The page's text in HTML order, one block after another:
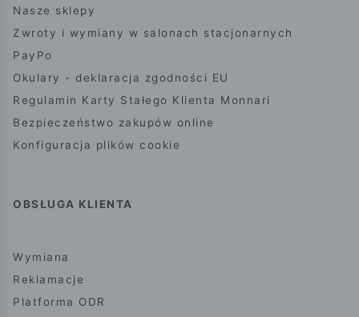
Nasze sklepy
Zwroty i wymiany w salonach stacjonarnych
PayPo
Okulary - deklaracja zgodności EU
Regulamin Karty Stałego Klienta Monnari
Bezpieczeństwo zakupów online
Konfiguracja plików cookie
OBSŁUGA KLIENTA
Wymiana
Reklamacje
Platforma ODR